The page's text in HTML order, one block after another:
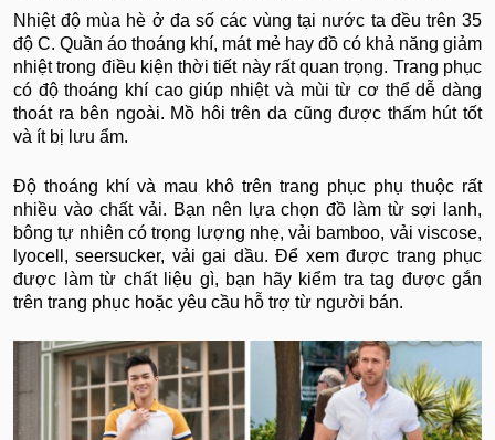
Nhiệt độ mùa hè ở đa số các vùng tại nước ta đều trên 35
độ C. Quần áo thoáng khí, mát mẻ hay đồ có khả năng giảm
nhiệt trong điều kiện thời tiết này rất quan trọng. Trang phục
có độ thoáng khí cao giúp nhiệt và mùi từ cơ thể dễ dàng
thoát ra bên ngoài. Mồ hôi trên da cũng được thấm hút tốt
và ít bị lưu ẩm.
Độ thoáng khí và mau khô trên trang phục phụ thuộc rất
nhiều vào chất vải. Bạn nên lựa chọn đồ làm từ sợi lanh,
bông tự nhiên có trọng lượng nhẹ, vải bamboo, vải viscose,
lyocell, seersucker, vải gai dầu. Để xem được trang phục
được làm từ chất liệu gì, bạn hãy kiểm tra tag được gắn
trên trang phục hoặc yêu cầu hỗ trợ từ người bán.